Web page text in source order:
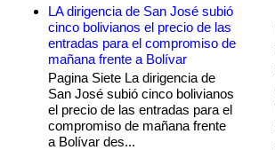
LA dirigencia de San José subió
cinco bolivianos el precio de las
entradas para el compromiso de
mañana frente a Bolívar
Pagina Siete La dirigencia de
San José subió cinco bolivianos
el precio de las entradas para el
compromiso de mañana frente
a Bolívar des...